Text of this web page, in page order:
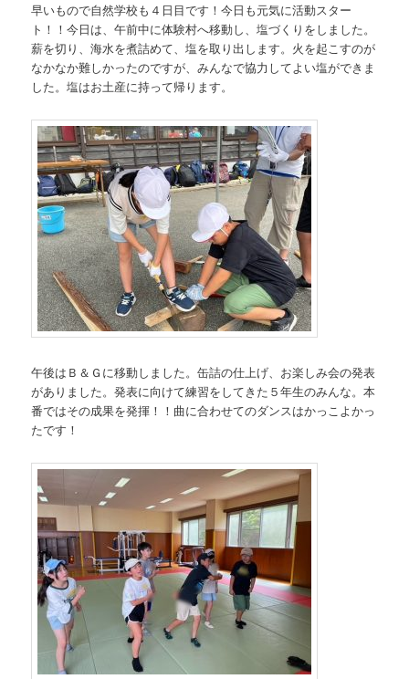
早いもので自然学校も４日目です！今日も元気に活動スター
ト！！今日は、午前中に体験村へ移動し、塩づくりをしました。
薪を切り、海水を煮詰めて、塩を取り出します。火を起こすのが
なかなか難しかったのですが、みんなで協力してよい塩ができま
した。塩はお土産に持って帰ります。
午後はＢ＆Ｇに移動しました。缶詰の仕上げ、お楽しみ会の発表
がありました。発表に向けて練習をしてきた５年生のみんな。本
番ではその成果を発揮！！曲に合わせてのダンスはかっこよかっ
たです！